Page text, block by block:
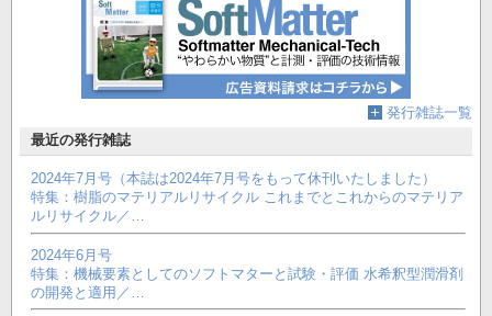
発行雑誌一覧
最近の発行雑誌
2024年7月号（本誌は2024年7月号をもって休刊いたしました）
特集：樹脂のマテリアルリサイクル これまでとこれからのマテリア
ルリサイクル／…
2024年6月号
特集：機械要素としてのソフトマターと試験・評価 水希釈型潤滑剤
の開発と適用／…